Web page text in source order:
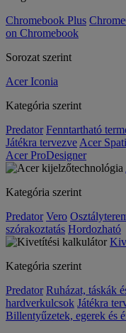
Chromebook Plus
on Chromebook
Sorozat szerint
Acer Iconia
Kategória szerint
Predator Fenntartható
Játékra tervezve Acer
Acer ProDesigner
Kategória szerint
Predator Vero
szórakoztatás Hordozható
Kategória szerint
Predator Ruházat, táskák
hardverkulcsok Játékra
Billentyűzetek, egerek és